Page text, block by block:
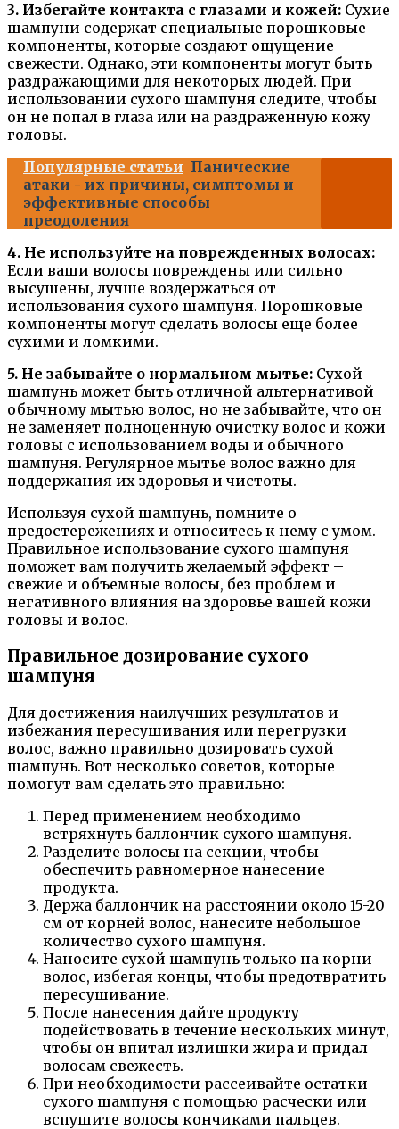
3. Избегайте контакта с глазами и кожей: Сухие
шампуни содержат специальные порошковые
компоненты, которые создают ощущение
свежести. Однако, эти компоненты могут быть
раздражающими для некоторых людей. При
использовании сухого шампуня следите, чтобы
он не попал в глаза или на раздраженную кожу
головы.
Популярные статьи Панические
атаки - их причины, симптомы и
эффективные способы
преодоления
4. Не используйте на поврежденных волосах:
Если ваши волосы повреждены или сильно
высушены, лучше воздержаться от
использования сухого шампуня. Порошковые
компоненты могут сделать волосы еще более
сухими и ломкими.
5. Не забывайте о нормальном мытье: Сухой
шампунь может быть отличной альтернативой
обычному мытью волос, но не забывайте, что он
не заменяет полноценную очистку волос и кожи
головы с использованием воды и обычного
шампуня. Регулярное мытье волос важно для
поддержания их здоровья и чистоты.
Используя сухой шампунь, помните о
предостережениях и относитесь к нему с умом.
Правильное использование сухого шампуня
поможет вам получить желаемый эффект –
свежие и объемные волосы, без проблем и
негативного влияния на здоровье вашей кожи
головы и волос.
Правильное дозирование сухого
шампуня
Для достижения наилучших результатов и
избежания пересушивания или перегрузки
волос, важно правильно дозировать сухой
шампунь. Вот несколько советов, которые
помогут вам сделать это правильно:
Перед применением необходимо
встряхнуть баллончик сухого шампуня.
Разделите волосы на секции, чтобы
обеспечить равномерное нанесение
продукта.
Держа баллончик на расстоянии около 15-20
см от корней волос, нанесите небольшое
количество сухого шампуня.
Наносите сухой шампунь только на корни
волос, избегая концы, чтобы предотвратить
пересушивание.
После нанесения дайте продукту
подействовать в течение нескольких минут,
чтобы он впитал излишки жира и придал
волосам свежесть.
При необходимости рассеивайте остатки
сухого шампуня с помощью расчески или
вспушите волосы кончиками пальцев.